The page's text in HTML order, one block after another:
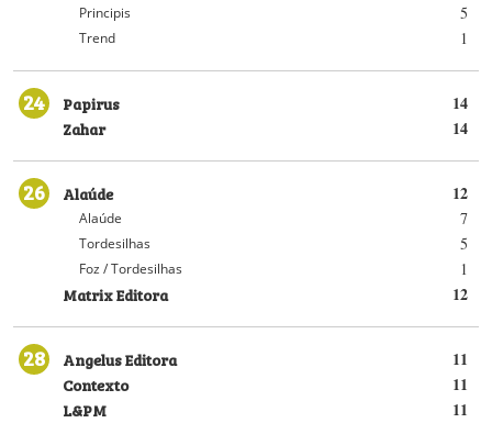
5
Principis
1
Trend
24 14
Papirus
14
Zahar
26 12
Alaúde
7
Alaúde
5
Tordesilhas
1
Foz / Tordesilhas
12
Matrix Editora
28 11
Angelus Editora
11
Contexto
11
L&PM